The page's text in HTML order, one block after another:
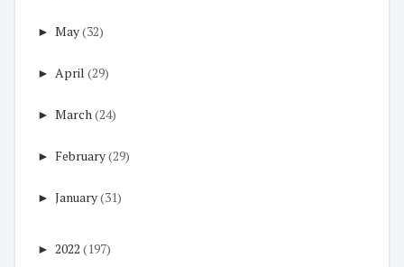
► May(32)
► April (29)
► March(24)
► February(29)
► January(31)
► 2022 (197)